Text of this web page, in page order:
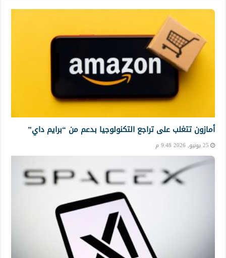
أمازون تتغلب على تراجع التكنولوجيا بدعم من “برايم داي”
25 يونيو, 2026 9:48 م